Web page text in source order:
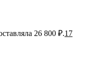
26 800 ₽.17